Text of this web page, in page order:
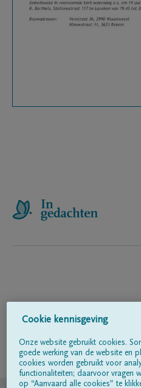
Volg ons op
Cookie kennisgeving
Onze website gebruikt cookies.
goede werking van de website en
cookies worden gebruikt voor
functionaliteiten; daarvoor vragen
op “Aanvaard alle cookies” te